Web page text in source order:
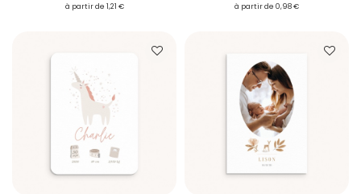
à partir de 1,21 € à partir de 0,98 €